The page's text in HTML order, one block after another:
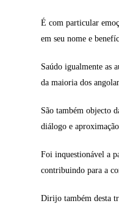
É com particular
em seu nome e
Saúdo igualmente as
da maioria dos
São também objecto
diálogo e
Foi inquestionável a
contribuindo para a
Dirijo também desta